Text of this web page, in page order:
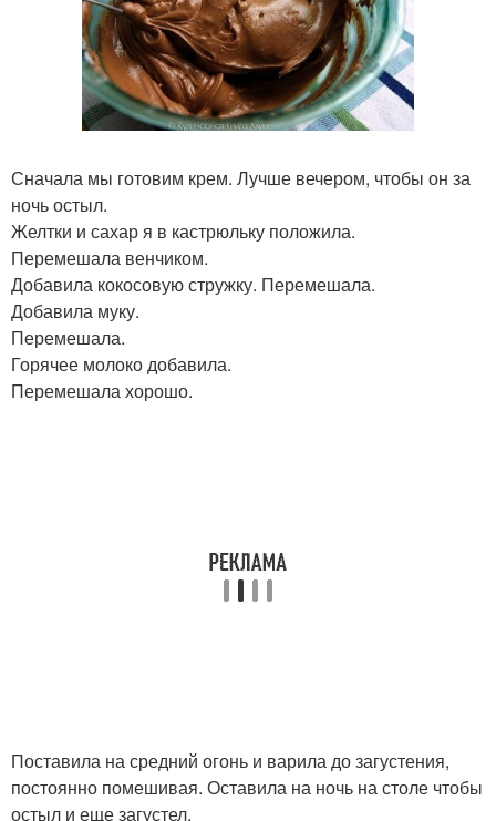
Сначала мы готовим крем. Лучше вечером, чтобы он за
ночь остыл.
Желтки и сахар я в кастрюльку положила.
Перемешала венчиком.
Добавила кокосовую стружку. Перемешала.
Добавила муку.
Перемешала.
Горячее молоко добавила.
Перемешала хорошо.
Поставила на средний огонь и варила до загустения,
постоянно помешивая. Оставила на ночь на столе чтобы
остыл и еще загустел.